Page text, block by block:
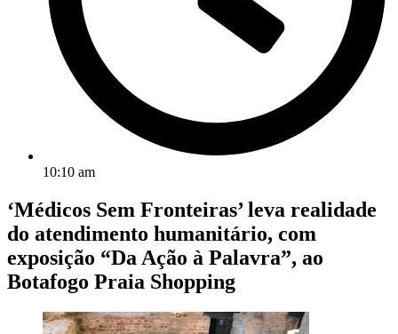
10:10 am
‘Médicos Sem Fronteiras’ leva realidade
do atendimento humanitário, com
exposição “Da Ação à Palavra”, ao
Botafogo Praia Shopping